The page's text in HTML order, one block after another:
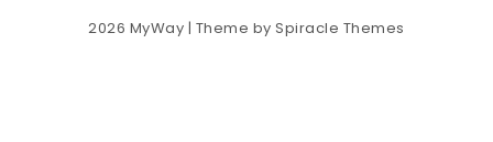
2026 MyWay | Theme bySpiracle Themes